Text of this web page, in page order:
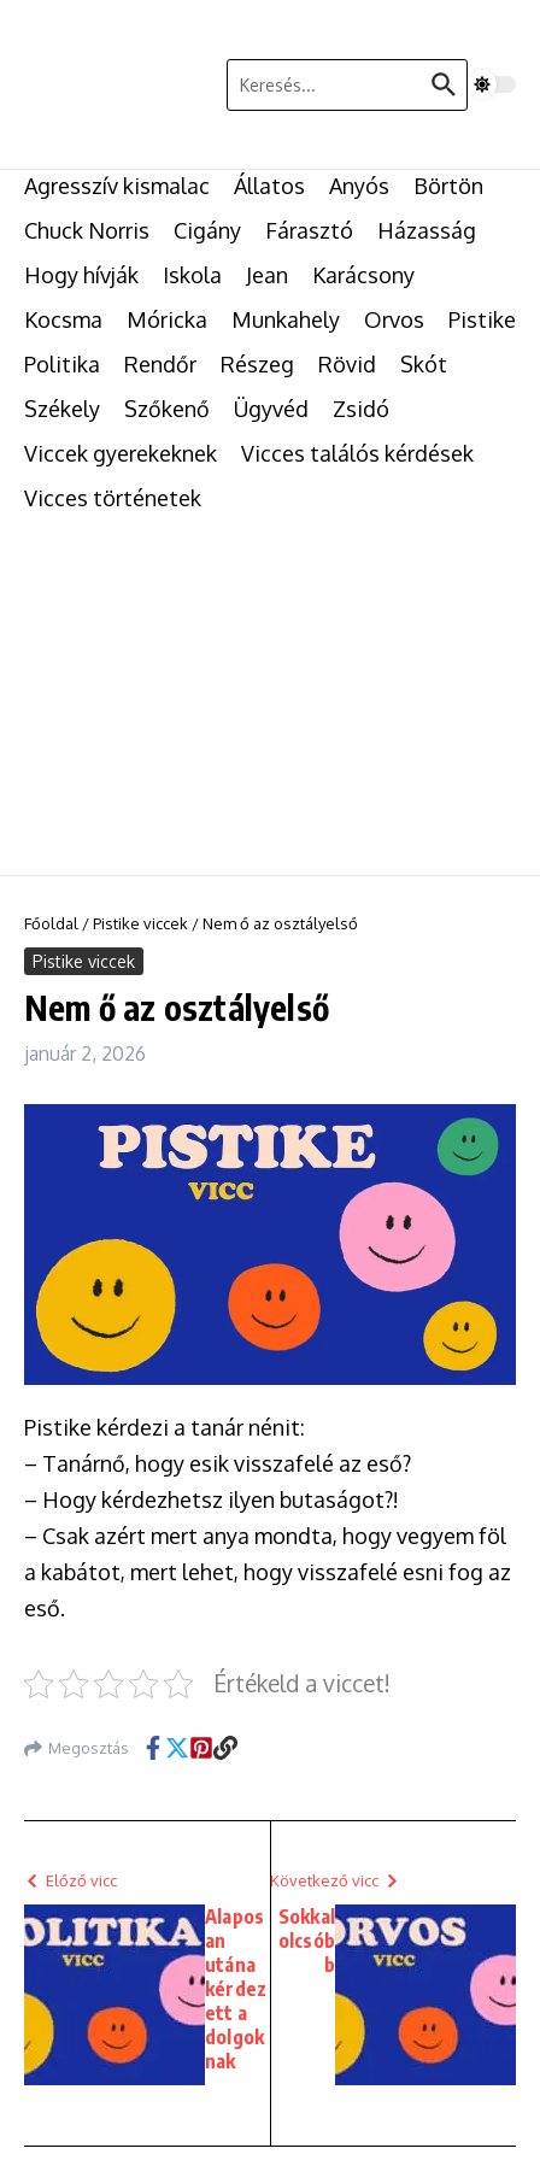
Keresés:
Agresszív kismalac Állatos Anyós
Börtön
Chuck Norris
Cigány Fárasztó
Házasság
Hogy hívják
Iskola Jean
Karácsony
Kocsma
Móricka Munkahely Orvos
Pistike
Politika
Rendőr Részeg Rövid
Skót
Székely
Szőkenő Ügyvéd
Zsidó
Viccek gyerekeknek
Vicces találós kérdések
Vicces történetek
Főoldal /Pistike viccek /Nem ő az osztályelső
Pistike viccek
Nem ő az osztályelső
január 2, 2026
Pistike kérdezi a tanár nénit:
– Tanárnő, hogy esik visszafelé az eső?
– Hogy kérdezhetsz ilyen butaságot?!
– Csak azért mert anya mondta, hogy vegyem föl
a kabátot, mert lehet, hogy visszafelé esni fog az
eső.
Értékeld a viccet!
Megosztás
Előző vicc
Alapos
an
utána
kérdez
ett a
dolgok
nak
Következő vicc
Sokkal
olcsób
b